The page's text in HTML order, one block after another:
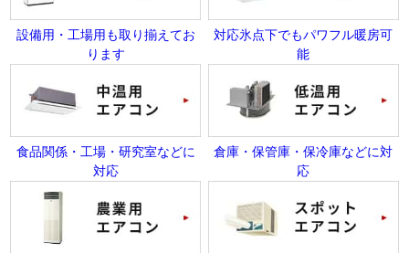
設備用・工場用も取り揃えてお
ります
対応氷点下でもパワフル暖房可
能
食品関係・工場・研究室などに
対応
倉庫・保管庫・保冷庫などに対
応